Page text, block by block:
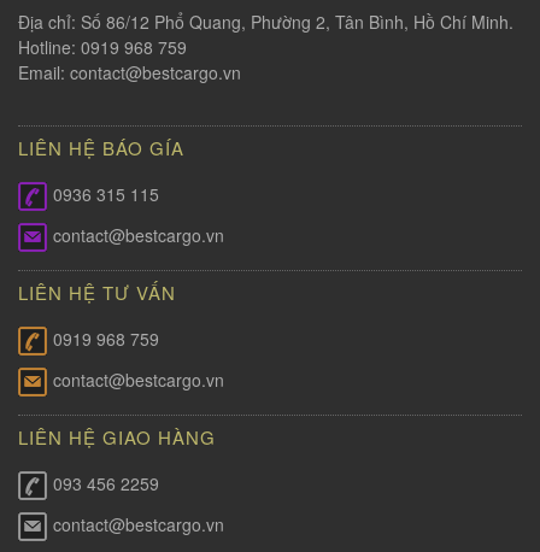
Địa chỉ: Số 86/12 Phổ Quang, Phường 2, Tân Bình, Hồ Chí Minh.
Hotline: 0919 968 759
Email: contact@bestcargo.vn
LIÊN HỆ BÁO GÍA
0936 315 115
contact@bestcargo.vn
LIÊN HỆ TƯ VẤN
0919 968 759
contact@bestcargo.vn
LIÊN HỆ GIAO HÀNG
093 456 2259
contact@bestcargo.vn